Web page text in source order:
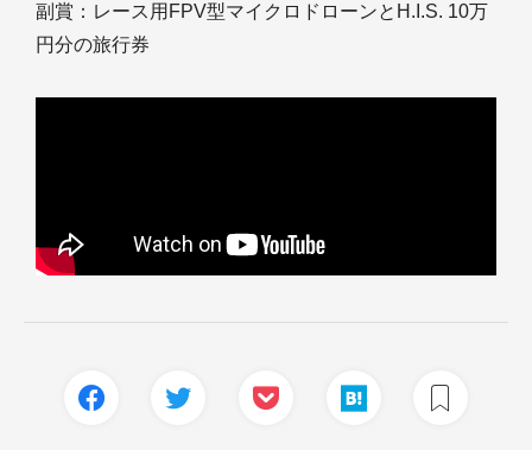
副賞：レース用FPV型マイクロドローンとH.I.S. 10万
円分の旅行券